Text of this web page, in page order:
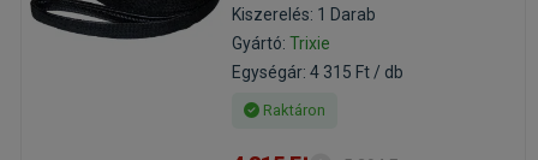
Kiszerelés: 1 Darab
Gyártó: Trixie
Egységár: 4 315 Ft / db
Raktáron